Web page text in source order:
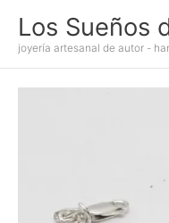
contenido
Los Sueños
joyería artesanal de autor -